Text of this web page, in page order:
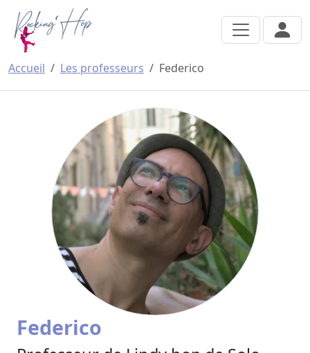
Aller au contenu principal
Accueil Les professeurs Federico
Federico